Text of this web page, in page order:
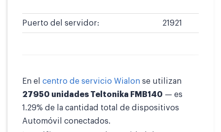
Puerto del servidor: 21921
En el centro de servicio Wialon se utilizan
27950 unidades Teltonika FMB140 — es
1.29% de la cantidad total de dispositivos
Automóvil conectados.